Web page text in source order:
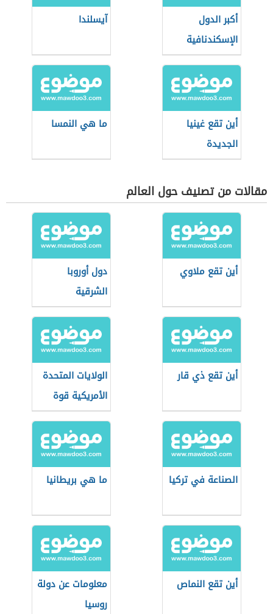
أكبر الدول
الإسكندنافية
مساحة
آيسلندا
أين تقع غينيا
الجديدة
ما هي النمسا
مقالات من تصنيف حول العالم
أين تقع ملاوي
دول أوروبا
الشرقية
أين تقع ذي قار
الولايات المتحدة
الأمريكية قوة
اقتصادية عظمى
الصناعة في تركيا ما هي بريطانيا
أين تقع النماص
معلومات عن دولة
روسيا